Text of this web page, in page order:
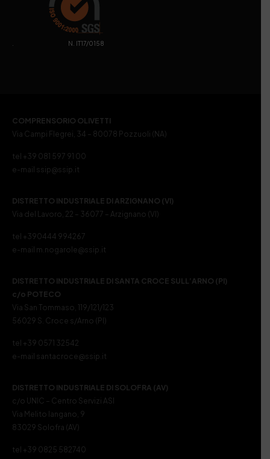
. N. IT17/0158
COMPRENSORIO OLIVETTI
Via Campi Flegrei, 34 – 80078 Pozzuoli (NA)
tel +39 081 597 91 00
e-mail ssip@ssip.it
DISTRETTO INDUSTRIALE DI ARZIGNANO (VI)
Via del Lavoro, 22 – 36077 – Arzignano (VI)
tel +390444 994267
e-mail m.nogarole@ssip.it
DISTRETTO INDUSTRIALE DI SANTA CROCE SULL’ARNO (PI)
c/o POTECO
Via San Tommaso, 119/121/123
56029 S. Croce s/Arno (PI)
tel +39 0571 32542
e-mail santacroce@ssip.it
DISTRETTO INDUSTRIALE DI SOLOFRA (AV)
c/o UNIC – Centro Servizi ASI
Via Melito Iangano, 9
83029 Solofra (AV)
tel +39 0825 582740